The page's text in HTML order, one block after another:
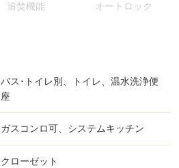
追焚機能 オートロック
バス･トイレ別、トイレ、温水洗浄便
座
ガスコンロ可、システムキッチン
クローゼット